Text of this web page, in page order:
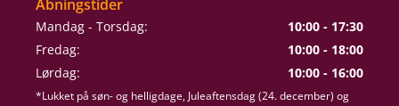
Åbningstider
Mandag - Torsdag:
10:00 - 17:30
Fredag:
10:00 - 18:00
Lørdag:
10:00 - 16:00
*Lukket på søn- og helligdage, Juleaftensdag (24. december) og